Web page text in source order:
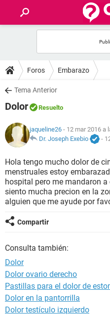
FOROS
SALUD
FAMILIA
NUTRICIÓN
BIENESTAR
SEXUALIDAD
GLOSARIO
Foros Embarazo
Tema Anterior
Dolor Resuelto
jaqueline26 - 12 mar 2016 a
Dr. Joseph Exebio
-
Hola tengo mucho dolor de
menstruales estoy
hospital pero me mandaron
siento mucha precion en la
alguien que me ayude por
Compartir
Consulta también:
Dolor
Dolor ovario derecho
Pastillas para el dolor de
Dolor en la pantorrilla
Dolor testículo izquierdo